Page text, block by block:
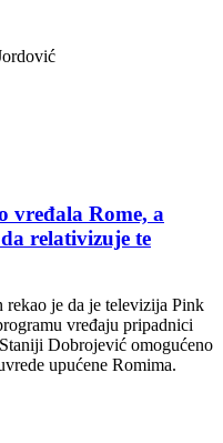
vređala Rome, a
relativizuje te
rekao je da je televizija Pink
vređaju pripadnici
Dobrojević omogućeno
upućene Romima.